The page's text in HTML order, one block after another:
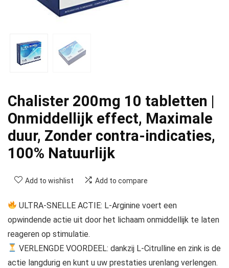
Chalister 200mg 10 tabletten |
Onmiddellijk effect, Maximale
duur, Zonder contra-indicaties,
100% Natuurlijk
Add to wishlist Add to compare
ULTRA-SNELLE ACTIE: L-Arginine voert een
opwindende actie uit door het lichaam onmiddellijk te laten
reageren op stimulatie.
VERLENGDE VOORDEEL: dankzij L-Citrulline en zink is de
actie langdurig en kunt u uw prestaties urenlang verlengen.